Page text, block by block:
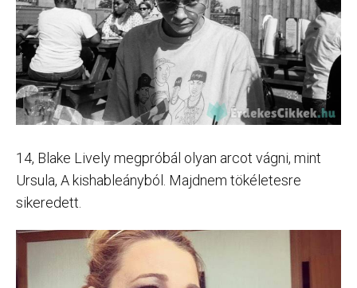
14, Blake Lively megpróbál olyan arcot vágni, mint
Ursula, A kishableányból. Majdnem tökéletesre
sikeredett.